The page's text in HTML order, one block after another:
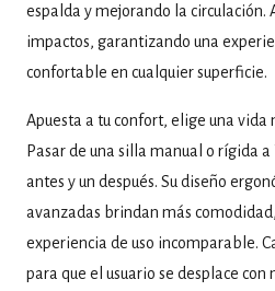
espalda y mejorando la circulación.
impactos, garantizando una
confortable en cualquier superficie.
Apuesta a tu confort, elige una vida
Pasar de una silla manual o rígida
antes y un después. Su diseño
avanzadas brindan más
experiencia de uso incomparable.
para que el usuario se desplace con